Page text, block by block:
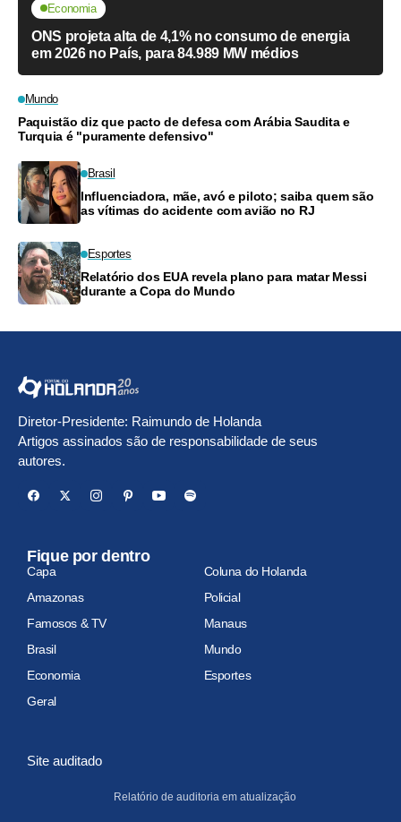
Economia
ONS projeta alta de 4,1% no consumo de energia
em 2026 no País, para 84.989 MW médios
Mundo
Paquistão diz que pacto de defesa com Arábia Saudita e
Turquia é "puramente defensivo"
Brasil
Influenciadora, mãe, avó e piloto; saiba quem são
as vítimas do acidente com avião no RJ
Esportes
Relatório dos EUA revela plano para matar Messi
durante a Copa do Mundo
Diretor-Presidente: Raimundo de Holanda
Artigos assinados são de responsabilidade de seus
autores.
Fique por dentro
Capa
Coluna do Holanda
Amazonas
Policial
Famosos & TV
Manaus
Brasil
Mundo
Economia
Esportes
Geral
Site auditado
Relatório de auditoria em atualização